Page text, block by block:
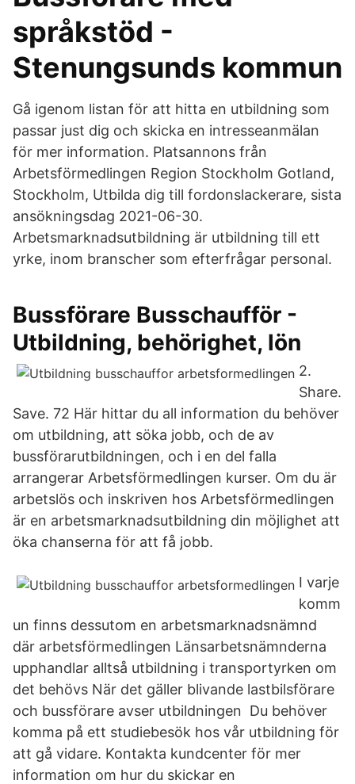
språkstöd -
Stenungsunds kommun
Gå igenom listan för att hitta en utbildning som
passar just dig och skicka en intresseanmälan
för mer information. Platsannons från
Arbetsförmedlingen Region Stockholm Gotland,
Stockholm, Utbilda dig till fordonslackerare, sista
ansökningsdag 2021-06-30.
Arbetsmarknadsutbildning är utbildning till ett
yrke, inom branscher som efterfrågar personal.
Bussförare Busschaufför -
Utbildning, behörighet, lön
2.
Share.
Save. 72 Här hittar du all information du behöver
om utbildning, att söka jobb, och de av
bussförarutbildningen, och i en del falla
arrangerar Arbetsförmedlingen kurser. Om du är
arbetslös och inskriven hos Arbetsförmedlingen
är en arbetsmarknadsutbildning din möjlighet att
öka chanserna för att få jobb.
I varje
komm
un finns dessutom en arbetsmarknadsnämnd
där arbetsförmedlingen Länsarbetsnämnderna
upphandlar alltså utbildning i transportyrken om
det behövs När det gäller blivande lastbilsförare
och bussförare avser utbildningen Du behöver
komma på ett studiebesök hos vår utbildning för
att gå vidare. Kontakta kundcenter för mer
information om hur du skickar en